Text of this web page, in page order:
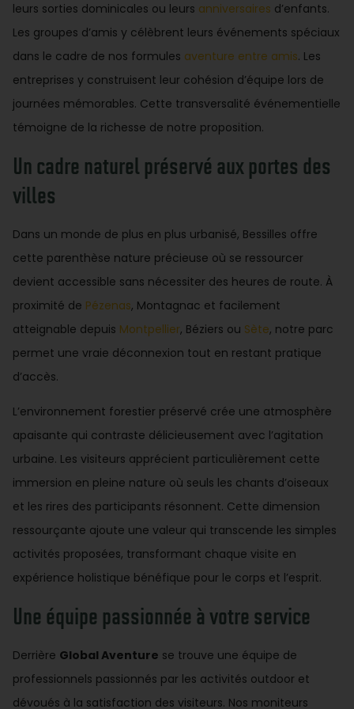
leurs sorties dominicales ou leurs anniversaires d’enfants.
Les groupes d’amis y célèbrent leurs événements spéciaux
dans le cadre de nos formules aventure entre amis. Les
entreprises y construisent leur cohésion d’équipe lors de
journées mémorables. Cette transversalité événementielle
témoigne de la richesse de notre proposition.
Un cadre naturel préservé aux portes des
villes
Dans un monde de plus en plus urbanisé, Bessilles offre
cette parenthèse nature précieuse où se ressourcer
devient accessible sans nécessiter des heures de route. À
proximité de Pézenas, Montagnac et facilement
atteignable depuis Montpellier, Béziers ou Sète, notre parc
permet une vraie déconnexion tout en restant pratique
d’accès.
L’environnement forestier préservé crée une atmosphère
apaisante qui contraste délicieusement avec l’agitation
urbaine. Les visiteurs apprécient particulièrement cette
immersion en pleine nature où seuls les chants d’oiseaux
et les rires des participants résonnent. Cette dimension
ressourçante ajoute une valeur qui transcende les simples
activités proposées, transformant chaque visite en
expérience holistique bénéfique pour le corps et l’esprit.
Une équipe passionnée à votre service
Derrière Global Aventure se trouve une équipe de
professionnels passionnés par les activités outdoor et
dévoués à la satisfaction des visiteurs. Nos moniteurs